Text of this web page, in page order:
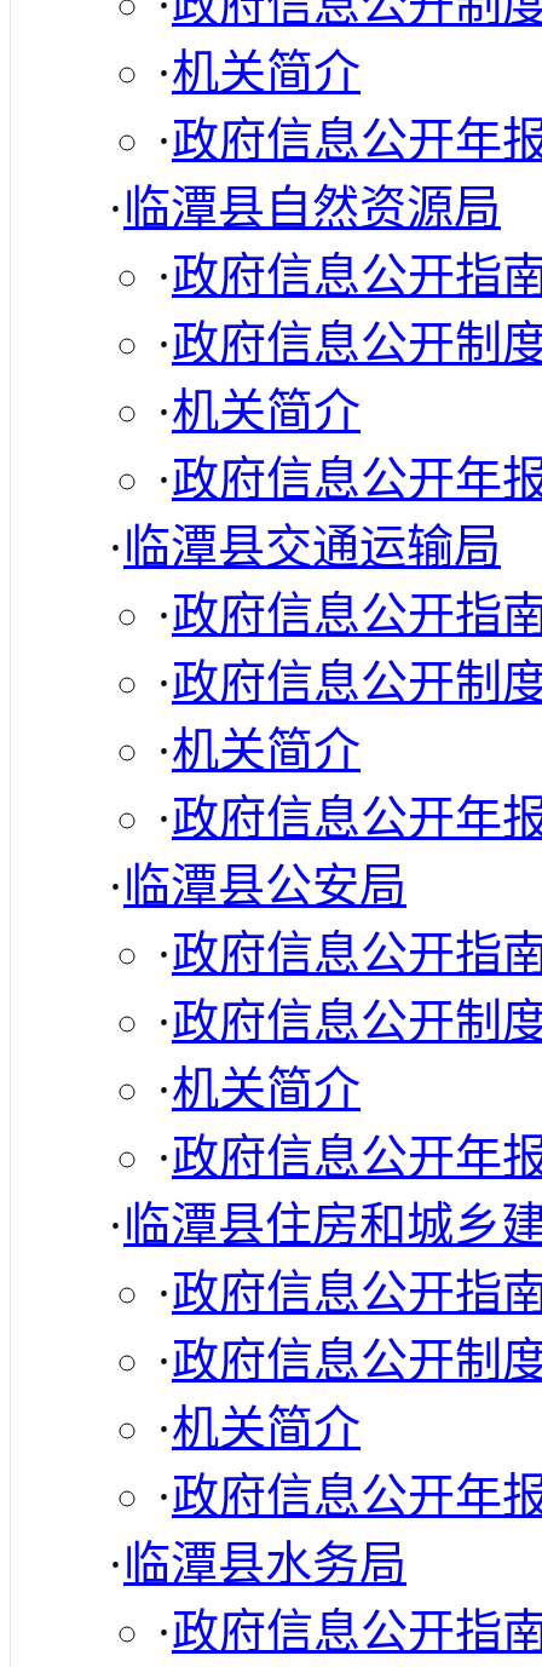
·机关简介
·政府信息公开年
·临潭县自然资源局
·政府信息公开指
·政府信息公开制
·机关简介
·政府信息公开年
·临潭县交通运输局
·政府信息公开指
·政府信息公开制
·机关简介
·政府信息公开年
·临潭县公安局
·政府信息公开指
·政府信息公开制
·机关简介
·政府信息公开年
·临潭县住房和城乡
·政府信息公开指
·政府信息公开制
·机关简介
·政府信息公开年
·临潭县水务局
·政府信息公开指